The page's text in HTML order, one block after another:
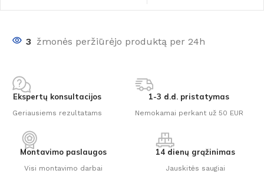
3 žmonės peržiūrėjo produktą per 24h
Ekspertų konsultacijos
Geriausiems rezultatams
1-3 d.d. pristatymas
Nemokamai perkant už 50 EUR
Montavimo paslaugos
Visi montavimo darbai
14 dienų grąžinimas
Jauskitės saugiai